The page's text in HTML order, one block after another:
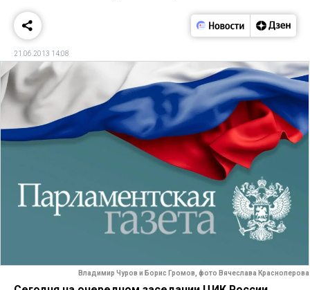
21.06.2013 14:08
Владимир Чуров и Борис Громов, фото Вячеслава Красноперова